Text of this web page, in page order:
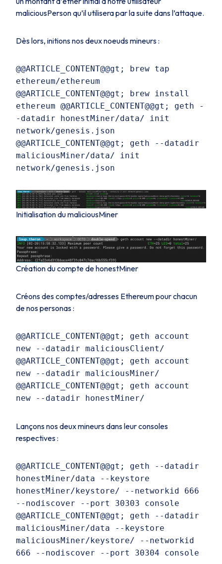
maliciousPersonqu’il utilisera par la suite dans l’attaque.
Dès lors, initions nos deux noeuds mineurs :
@@ARTICLE_CONTENT@@gt; brew tap
ethereum/ethereum
@@ARTICLE_CONTENT@@gt; brew install
ethereum @@ARTICLE_CONTENT@@gt; geth -
-datadir honestMiner/data/ init
network/genesis.json
@@ARTICLE_CONTENT@@gt; geth --datadir
maliciousMiner/data/ init
network/genesis.json
Initialisation du maliciousMiner
Création du compte de honestMiner
Créons des comptes/adresses Ethereum pour chacun
de nos personas :
@@ARTICLE_CONTENT@@gt; geth account
new --datadir maliciousClient/
@@ARTICLE_CONTENT@@gt; geth account
new --datadir maliciousMiner/
@@ARTICLE_CONTENT@@gt; geth account
new --datadir honestMiner/
Lançons nos deux mineurs dans leur consoles
respectives :
@@ARTICLE_CONTENT@@gt; geth --datadir
honestMiner/data --keystore
honestMiner/keystore/ --networkid 666
--nodiscover --port 30303 console
@@ARTICLE_CONTENT@@gt; geth --datadir
maliciousMiner/data --keystore
maliciousMiner/keystore/ --networkid
666 --nodiscover --port 30304 console